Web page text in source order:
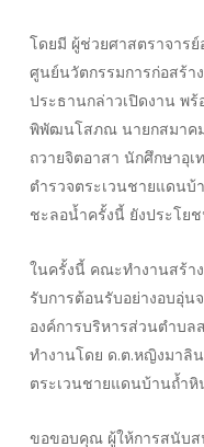
โดยมี ผู้ช่วยศาสตราจาร
ศูนย์นวัตกรรมการก่อสร้า
ประธานกล่าวเปิดงาน พ
พิพัฒนโสภณ นายกสมาคม
ถวายจิตอาสา นักศึกษาอุเ
ตำรวจตระเวนชายแดนบ้
ชะลอน้ำครั้งนี้ ยังประโย
ในครั้งนี้ คณะทำงานสร้า
รับการต้อนรับอย่างอบอุ่น
องค์การบริหารส่วนตำบ
ทำงานโดย ด.ต.หญิงมาลิ
ตระเวนชายแดนบ้านถ้ำหิ
ขอขอบคุณ ผู้ให้การสนับส